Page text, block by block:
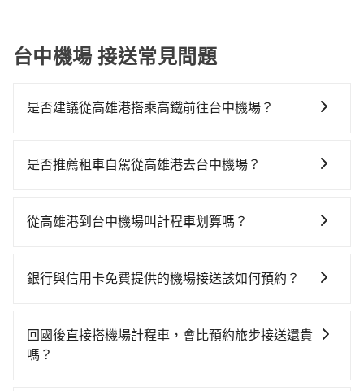
台中機場 接送常見問題
是否建議從高雄港搭乘高鐵前往台中機場？
貴、費時！從最早05:50一直到22:55，左營-台中一天最
車程約26分鐘。抵達高鐵站後，步行進站、現場購票並
元，再用10分鐘出站、等待車站前排班的計程車，搭上
鐘，假設3位同行，高鐵加轉乘之平均每人花費為1,220
元。但如果全程使用tripool並到府專車接送，則每人平
是否推薦租車自駕從高雄港去台中機場？
路邊多天不用車，停車費與租車費用都是不小開支。
從高雄港到台中機場叫計程車划算嗎？
灣大車隊、Uber、Line Taxi、Yoxi等，如果在路邊攔不
車、天冠交通等叫車看看。依照里程跳錶計算，價格約
為4,155~5,000元間，但如改預約tripool可省高達
銀行與信用卡免費提供的機場接送該如何預約？
您可與您的銀行或信用卡公司確認是否提供機場接送服
務，並根據各家信用公司要求的預定流程完成預定，完
回國後直接搭機場計程車，會比預約旅步接送還貴
嗎？